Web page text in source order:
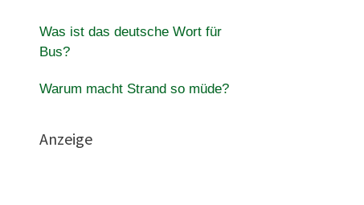
Was ist das deutsche Wort für
Bus?
Warum macht Strand so müde?
Anzeige